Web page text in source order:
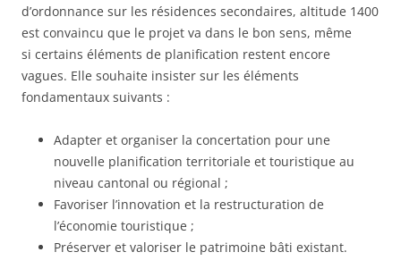
d’ordonnance sur les résidences secondaires, altitude 1400
est convaincu que le projet va dans le bon sens, même
si certains éléments de planification restent encore
vagues. Elle souhaite insister sur les éléments
fondamentaux suivants :
Adapter et organiser la concertation pour une
nouvelle planification territoriale et touristique au
niveau cantonal ou régional ;
Favoriser l’innovation et la restructuration de
l’économie touristique ;
Préserver et valoriser le patrimoine bâti existant.